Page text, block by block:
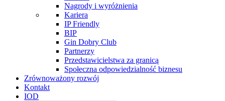
Nagrody i wyróżnienia
Kariera
IP Friendly
BIP
Gin Dobry Club
Partnerzy
Przedstawicielstwa za granicą
Społeczna odpowiedzialność biznesu
Zrównoważony rozwój
Kontakt
IOD